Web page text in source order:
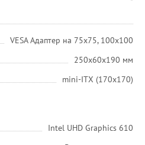
VESA Адаптер на 75х75, 100х100
250х60х190 мм
mini-ITX (170х170)
Intel UHD Graphics 610